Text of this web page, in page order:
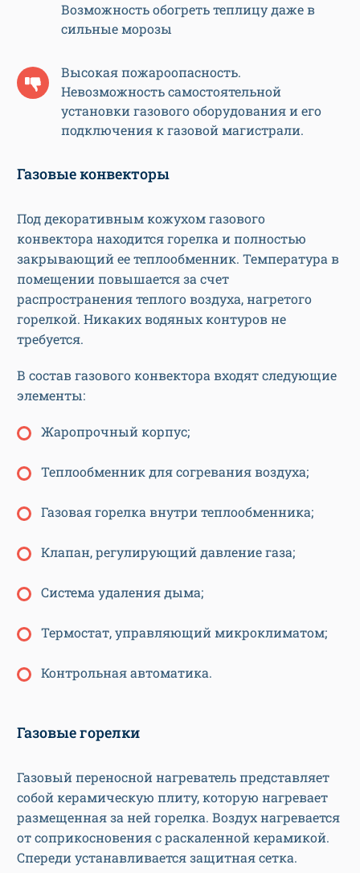
Возможность обогреть теплицу даже в
сильные морозы
Высокая пожароопасность.
Невозможность самостоятельной
установки газового оборудования и его
подключения к газовой магистрали.
Газовые конвекторы
Под декоративным кожухом газового
конвектора находится горелка и полностью
закрывающий ее теплообменник. Температура в
помещении повышается за счет
распространения теплого воздуха, нагретого
горелкой. Никаких водяных контуров не
требуется.
В состав газового конвектора входят следующие
элементы:
Жаропрочный корпус;
Теплообменник для согревания воздуха;
Газовая горелка внутри теплообменника;
Клапан, регулирующий давление газа;
Система удаления дыма;
Термостат, управляющий микроклиматом;
Контрольная автоматика.
Газовые горелки
Газовый переносной нагреватель представляет
собой керамическую плиту, которую нагревает
размещенная за ней горелка. Воздух нагревается
от соприкосновения с раскаленной керамикой.
Спереди устанавливается защитная сетка.